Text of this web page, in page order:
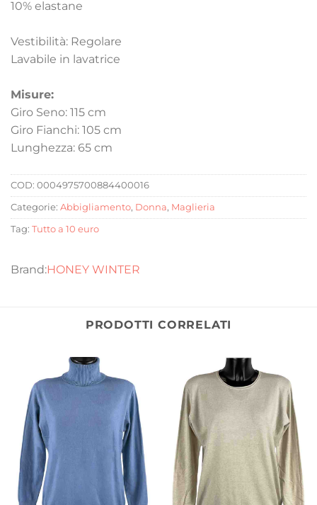
10% elastane
Vestibilità: Regolare
Lavabile in lavatrice
Misure:
Giro Seno: 115 cm
Giro Fianchi: 105 cm
Lunghezza: 65 cm
COD: 0004975700884400016
Categorie: Abbigliamento, Donna, Maglieria
Tag: Tutto a 10 euro
HONEY WINTER
PRODOTTI CORRELATI